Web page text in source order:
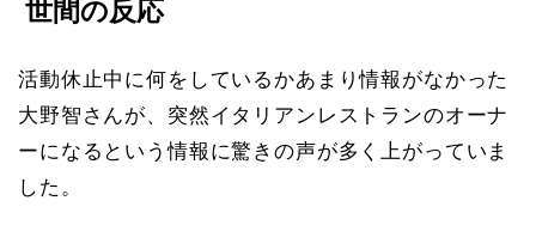
世間の反応
活動休止中に何をしているかあまり情報がなかった
大野智さんが、突然イタリアンレストランのオーナ
ーになるという情報に驚きの声が多く上がっていま
した。